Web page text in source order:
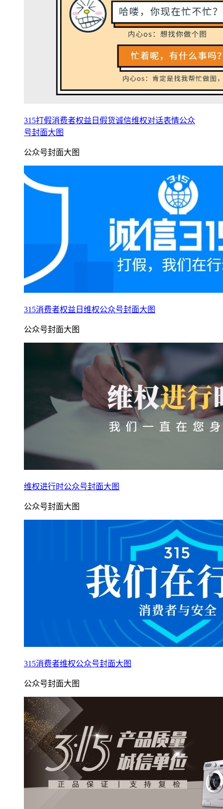
315打假消费者权益日假货诚信维权对话表情公众
号封面大图
公众号封面大图
315消费者权益日维权公众号封面大图
公众号封面大图
维权进行时公众号封面大图
公众号封面大图
315消费者维权公众号封面大图
公众号封面大图